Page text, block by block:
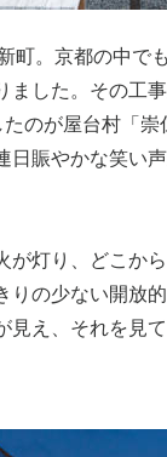
町。京都の中
ました。その工
のが屋台村「崇
日賑やかな笑い
が灯り、どこか
りの少ない開放
見え、それを見